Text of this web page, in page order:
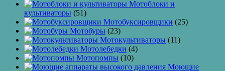
Мотоблоки и
культиваторы (51)
Мотобуксировщики (25)
Мотобуры (23)
Мотокультиваторы (11)
Мотолебедки (4)
Мотопомпы (10)
Моющие